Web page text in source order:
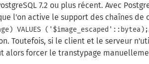
7.2 ou plus récent. Avec
l'on active le support des chaînes
VALUES ('$image_escaped'::bytea);
Toutefois, si le client et le serveur
alors forcer le transtypage